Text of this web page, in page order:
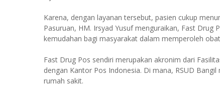
Karena, dengan layanan tersebut, pasien cukup
Pasuruan, HM. Irsyad Yusuf menguraikan, Fast Drug
kemudahan bagi masyarakat dalam memperoleh
Fast Drug Pos sendiri merupakan akronim dari
dengan Kantor Pos Indonesia. Di mana, RSUD
rumah sakit.